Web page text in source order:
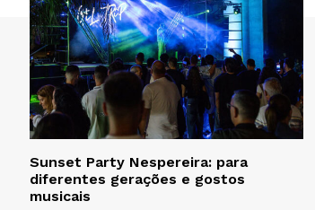
Sunset Party Nespereira: para
diferentes gerações e gostos
musicais